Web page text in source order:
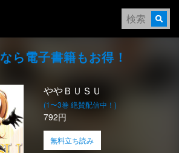
なら電⼦書籍もお得！
ややＢＵＳＵ
(1〜3巻 絶賛配信中！)
792円
無料立ち読み